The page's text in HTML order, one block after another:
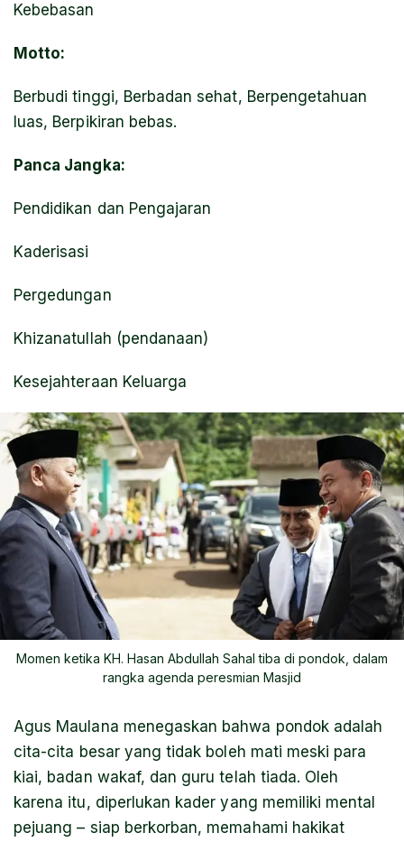
Kebebasan
Motto:
Berbudi tinggi, Berbadan sehat, Berpengetahuan
luas, Berpikiran bebas.
Panca Jangka:
Pendidikan dan Pengajaran
Kaderisasi
Pergedungan
Khizanatullah (pendanaan)
Kesejahteraan Keluarga
Momen ketika KH. Hasan Abdullah Sahal tiba di pondok, dalam
rangka agenda peresmian Masjid
Agus Maulana menegaskan bahwa pondok adalah
cita-cita besar yang tidak boleh mati meski para
kiai, badan wakaf, dan guru telah tiada. Oleh
karena itu, diperlukan kader yang memiliki mental
pejuang – siap berkorban, memahami hakikat